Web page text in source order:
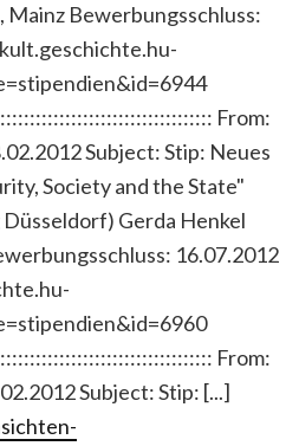
Mainz Bewerbungsschluss:
From:
Subject: Stip: Neues
Society and the State"
Gerda Henkel
16.07.2012
From:
Subject: Stip: [...]